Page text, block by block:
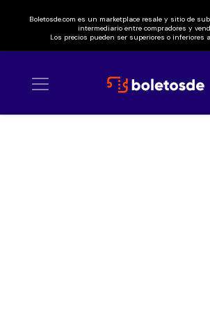
Boletosde.com es un marketplace resale y sitio de
intermediario entre compradores y
Los precios pueden ser superiores o inferiores